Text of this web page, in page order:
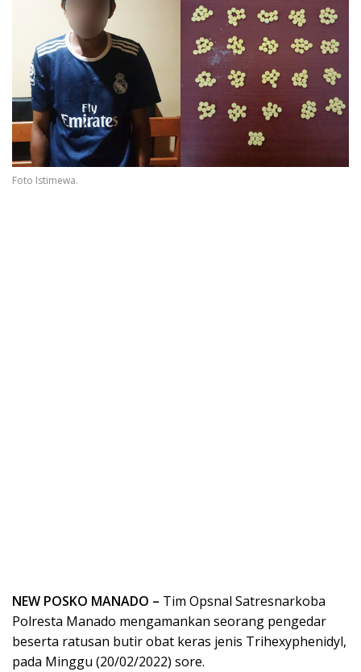
Foto Istimewa.
NEW POSKO MANADO – Tim Opsnal Satresnarkoba
Polresta Manado mengamankan seorang pengedar
beserta ratusan butir obat keras jenis Trihexyphenidyl,
pada Minggu (20/02/2022) sore.